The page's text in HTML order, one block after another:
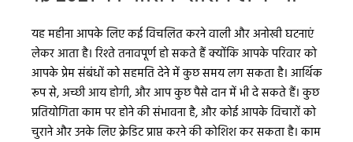
यह महीना आपके लिए कई विचलित करने वाली और अनोखी घटनाएं
लेकर आता है। रिश्ते तनावपूर्ण हो सकते हैं क्योंकि आपके परिवार को
आपके प्रेम संबंधों को सहमति देने में कुछ समय लग सकता है। आर्थिक
रूप से, अच्छी आय होगी, और आप कुछ पैसे दान में भी दे सकते हैं। कुछ
प्रतियोगिता काम पर होने की संभावना है, और कोई आपके विचारों को
चुराने और उनके लिए क्रेडिट प्राप्त करने की कोशिश कर सकता है। काम